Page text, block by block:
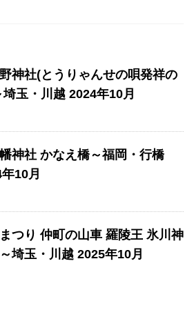
神社(とうりゃんせの唄発祥の
埼玉・川越 2024年10月
神社 かなえ橋～福岡・行橋
10月
つり 仲町の山車 羅陵王 氷川神
埼玉・川越 2025年10月